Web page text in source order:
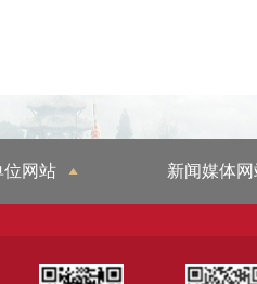
位网站 新闻媒体网